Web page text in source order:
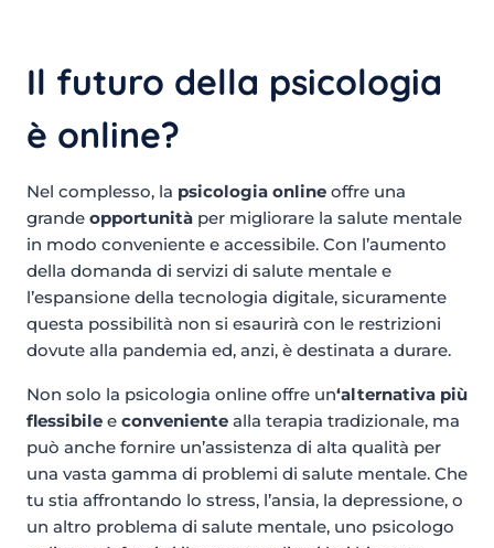
Il futuro della psicologia
è online?
Nel complesso, la psicologia online offre una
grande opportunità per migliorare la salute mentale
in modo conveniente e accessibile. Con l’aumento
della domanda di servizi di salute mentale e
l’espansione della tecnologia digitale, sicuramente
questa possibilità non si esaurirà con le restrizioni
dovute alla pandemia ed, anzi, è destinata a durare.
Non solo la psicologia online offre un‘alternativa più
flessibile e conveniente alla terapia tradizionale, ma
può anche fornire un’assistenza di alta qualità per
una vasta gamma di problemi di salute mentale. Che
tu stia affrontando lo stress, l’ansia, la depressione, o
un altro problema di salute mentale, uno psicologo